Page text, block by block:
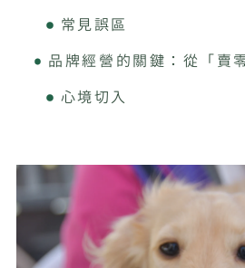
常見誤區
心境切入
操作步驟
常見誤區
O2O 行銷：從線上到線下